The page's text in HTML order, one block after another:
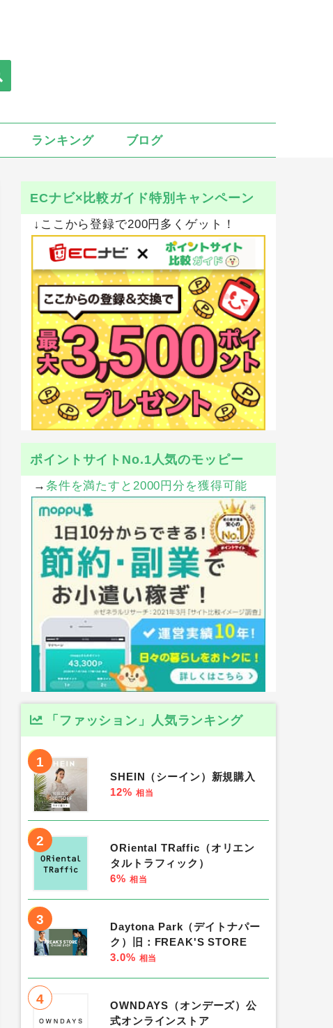
ランキング ブログ
ECナビ×比較ガイド特別キャンペーン
↓ここから登録で200円多くゲット！
ポイントサイトNo.1人気のモッピー
→ 条件を満たすと2000円分を獲得可能
「ファッション」人気ランキング
1
SHEIN（シーイン）新規購入
12% 相当
2
ORiental TRaffic（オリエン
タルトラフィック）
6% 相当
3
Daytona Park（デイトナパー
ク）旧：FREAK'S STORE
3.0% 相当
4
OWNDAYS（オンデーズ）公
式オンラインストア